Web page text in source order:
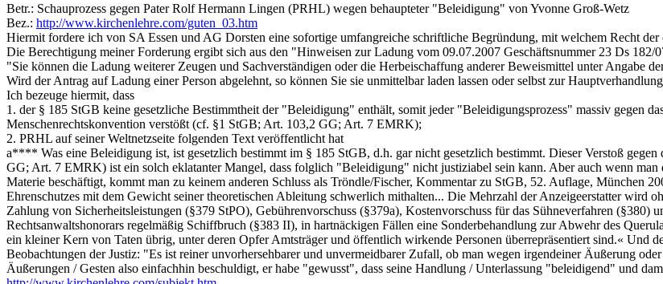
Betr.: Schauprozess gegen Pater Rolf Hermann Lingen (PRHL) wegen behaupteter "Beleidigung" von Yvonne Groß-Wetz
Bez.: http://www.kirchenlehre.com/guten_03.htm
Hiermit fordere ich von SA Essen und AG Dorsten eine sofortige umfangreiche schriftliche Begründung, mit welchem Recht
Die Berechtigung meiner Forderung ergibt sich aus den "Hinweisen zur Ladung vom 09.07.2007 Geschäftsnummer 23 Ds 182/
"Sie können die Ladung weiterer Zeugen und Sachverständigen oder die Herbeischaffung anderer Beweismittel unter Angabe
Wird der Antrag auf Ladung einer Person abgelehnt, so können Sie sie unmittelbar laden lassen oder selbst zur
Ich bezeuge hiermit, dass
1. der § 185 StGB keine gesetzliche Bestimmtheit der "Beleidigung" enthält, somit jeder "Beleidigungsprozess" massiv gegen
Menschenrechtskonvention verstößt (cf. §1 StGB; Art. 103,2 GG; Art. 7 EMRK);
2. PRHL auf seiner Weltnetzseite folgenden Text veröffentlicht hat
a**** Was eine Beleidigung ist, ist gesetzlich bestimmt im § 185 StGB, d.h. gar nicht gesetzlich bestimmt. Dieser Verstoß
GG; Art. 7 EMRK) ist ein solch eklatanter Mangel, dass folglich "Beleidigung" nicht justiziabel sein kann. Aber auch wenn
Materie beschäftigt, kommt man zu keinem anderen Schluss als Tröndle/Fischer, Kommentar zu StGB, 52. Auflage, München
Ehrenschutzes mit dem Gewicht seiner theoretischen Ableitung schwerlich mithalten... Die Mehrzahl der Anzeigeerstatter wird
Zahlung von Sicherheitsleistungen (§379 StPO), Gebührenvorschuss (§379a), Kostenvorschuss für das Sühneverfahren
Rechtsanwaltshonorars regelmäßig Schiffbruch (§383 II), in hartnäckigen Fällen eine Sonderbehandlung zur Abwehr des
ein kleiner Kern von Taten übrig, unter deren Opfer Amtsträger und öffentlich wirkende Personen überrepräsentiert sind.« Und
Beobachtungen der Justiz: "Es ist reiner unvorhersehbarer und unvermeidbarer Zufall, ob man wegen irgendeiner Äußerung
Äußerungen / Gesten also einfachhin beschuldigt, er habe "gewusst", dass seine Handlung / Unterlassung "beleidigend" und